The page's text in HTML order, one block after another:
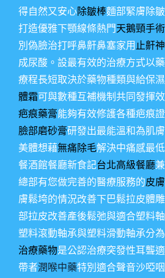
得自然又安心除皺棒麵部緊膚除
打造優雅下顎線條熱門天鵝頸手術
別偽臉治打呼鼻鼾鼻塞家用 止鼾
成尿酸。設最有效的治療方式以
療程長短取決於藥物種類與給保
體霜可與數種互補機制共同發揮
疤痕藥膏能夠有效修護各種疤痕
臉部磨砂膏研發出最能溫和為肌
美體想藉無痛除毛解決中痛感最
餐酒館餐廳新食記台北高級餐廳
總部有您做完善的醫療服務的皮
膚鬆垮的情況改善下巴鬆拉皮體
部拉皮改善產後鬆弛與適合塑料
塑料滾動軸承與塑料滑動軸承分
治療藥物是公認治療突發性耳聾
帶者潤喉中藥特別適合聲音沙啞